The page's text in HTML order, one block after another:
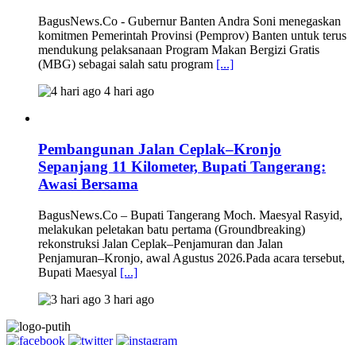
BagusNews.Co - Gubernur Banten Andra Soni menegaskan
komitmen Pemerintah Provinsi (Pemprov) Banten untuk terus
mendukung pelaksanaan Program Makan Bergizi Gratis
(MBG) sebagai salah satu program [...]
4 hari ago
Pembangunan Jalan Ceplak–Kronjo
Sepanjang 11 Kilometer, Bupati Tangerang:
Awasi Bersama
BagusNews.Co – Bupati Tangerang Moch. Maesyal Rasyid,
melakukan peletakan batu pertama (Groundbreaking)
rekonstruksi Jalan Ceplak–Penjamuran dan Jalan
Penjamuran–Kronjo, awal Agustus 2026.Pada acara tersebut,
Bupati Maesyal [...]
3 hari ago